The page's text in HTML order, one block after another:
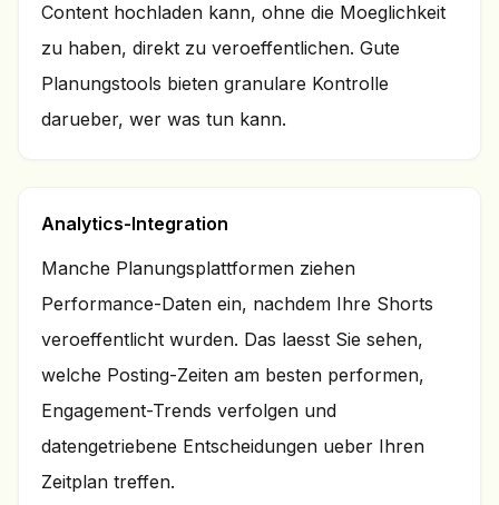
Content hochladen kann, ohne die Moeglichkeit
zu haben, direkt zu veroeffentlichen. Gute
Planungstools bieten granulare Kontrolle
darueber, wer was tun kann.
Analytics-Integration
Manche Planungsplattformen ziehen
Performance-Daten ein, nachdem Ihre Shorts
veroeffentlicht wurden. Das laesst Sie sehen,
welche Posting-Zeiten am besten performen,
Engagement-Trends verfolgen und
datengetriebene Entscheidungen ueber Ihren
Zeitplan treffen.